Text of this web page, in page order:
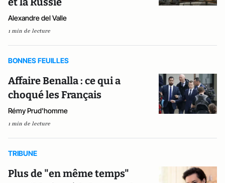
Alexandre del Valle
1 min de lecture
BONNES FEUILLES
Affaire Benalla : ce qui a
choqué les Français
Rémy Prud'homme
1 min de lecture
TRIBUNE
Plus de "en même temps"